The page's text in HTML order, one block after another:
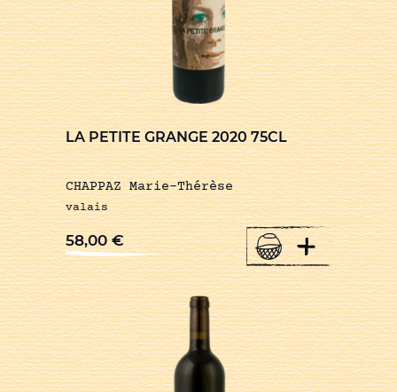
LA PETITE GRANGE 2020 75CL
CHAPPAZ Marie-Thérèse
valais
58,00€ +